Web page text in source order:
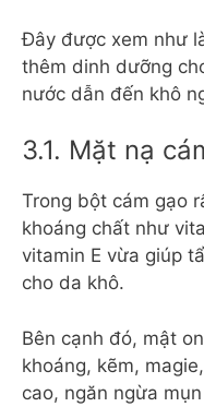
Đây được xem như
thêm dinh dưỡng
nước dẫn đến khô
3.1. Mặt nạ
Trong bột cám gạo
khoáng chất như
vitamin E vừa giúp
cho da khô.
Bên cạnh đó, mật
khoáng, kẽm,
cao, ngăn ngừa